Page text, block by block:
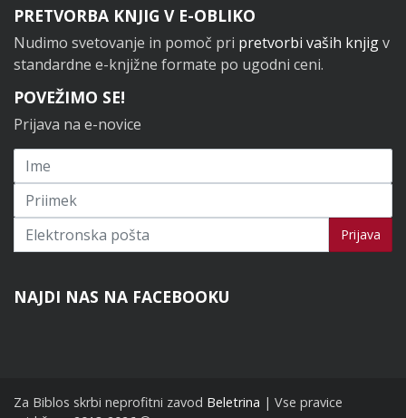
PRETVORBA KNJIG V E-OBLIKO
Nudimo svetovanje in pomoč pri pretvorbi vaših knjigv
standardne e-knjižne formate po ugodni ceni.
POVEŽIMO SE!
Prijava na e-novice
Prijavi se na novice Prijava
NAJDI NAS NA FACEBOOKU
Za Biblos skrbi neprofitni zavod Beletrina | Vse pravice